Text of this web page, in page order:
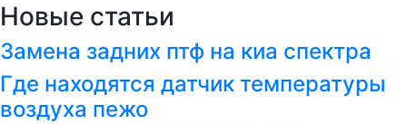
Новые статьи
Замена задних птф на киа спектра
Где находятся датчик температуры
воздуха пежо